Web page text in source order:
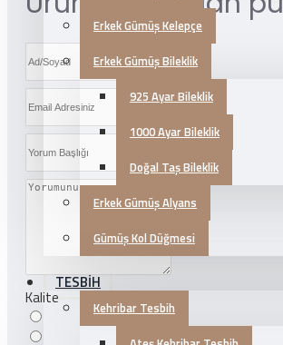
Erkek Gümüş Kelepçe
Erkek Gümüş Bileklik
925 Ayar Bileklik
1000 Ayar Bileklik
Doğal Taş Bileklik
Erkek Gümüş Alyans
Gümüş Kol Düğmesi
TESBİH
Kehribar Tesbih
Kalite